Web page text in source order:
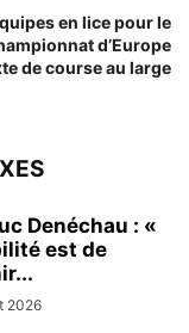
en lice pour le
d’Europe
de course au large
Denéchau : «
est de
2026